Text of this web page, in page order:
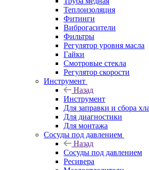
Теплоизоляция
Фитинги
Виброгасители
Фильтры
Регулятор уровня масла
Гайки
Смотровые стекла
Регулятор скорости
Инструмент
Назад
Инструмент
Для заправки и сбора
Для диагностики
Для монтажа
Сосуды под давлением
Назад
Сосуды под давлением
Ресивера